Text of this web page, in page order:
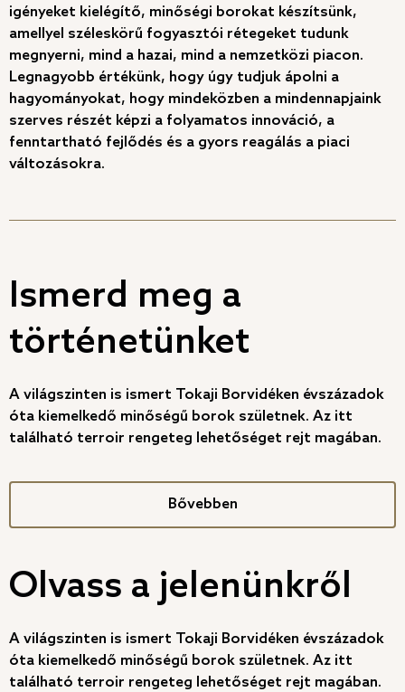
igényeket kielégítő, minőségi borokat készítsünk,
amellyel széleskörű fogyasztói rétegeket tudunk
megnyerni, mind a hazai, mind a nemzetközi piacon.
Legnagyobb értékünk, hogy úgy tudjuk ápolni a
hagyományokat, hogy mindeközben a mindennapjaink
szerves részét képzi a folyamatos innováció, a
fenntartható fejlődés és a gyors reagálás a piaci
változásokra.
Ismerd meg a
történetünket
A világszinten is ismert Tokaji Borvidéken évszázadok
óta kiemelkedő minőségű borok születnek. Az itt
található terroir rengeteg lehetőséget rejt magában.
Bővebben
Olvass a jelenünkről
A világszinten is ismert Tokaji Borvidéken évszázadok
óta kiemelkedő minőségű borok születnek. Az itt
található terroir rengeteg lehetőséget rejt magában.